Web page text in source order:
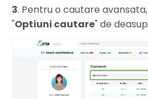
3. Pentru o cautare
"Optiuni cautare" de